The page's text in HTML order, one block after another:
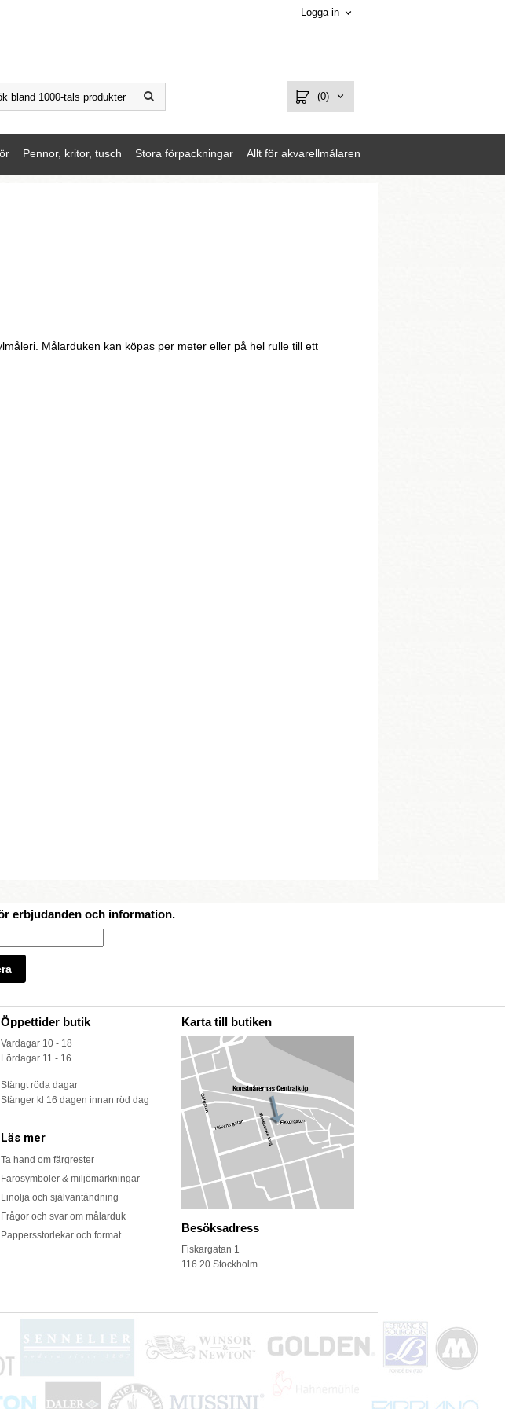
Logga in
(0)
Pennor, kritor, tusch Stora förpackningar Allt för akvarellmålaren
Målarduken kan köpas per meter eller på hel rulle till ett
erbjudanden och information.
Öppettider butik
Vardagar 10 - 18
Lördagar 11 - 16
Stängt röda dagar
Stänger kl 16 dagen innan röd dag
Läs mer
Ta hand om färgrester
Farosymboler & miljömärkningar
Linolja och självantändning
Frågor och svar om målarduk
Pappersstorlekar och format
Karta till butiken
Besöksadress
Fiskargatan 1
116 20 Stockholm